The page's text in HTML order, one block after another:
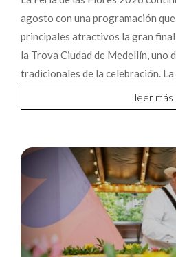
agosto con una programación
principales atractivos la gran
la Trova Ciudad de Medellín, uno
tradicionales de la celebración. La
leer más